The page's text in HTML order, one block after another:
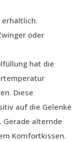
erhältlich.
oder
hat die
Diese
auf die Gelenke
Gerade alternde
Komfortkissen.